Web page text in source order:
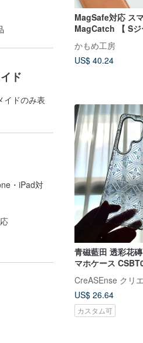
ド
イドのみ表
・iPad対
MagSafe対応 ス
MagCatch 【 S
スマートウォレ
かもめ工房
US$ 40.24
青磁藍田 透彩花
マホケース
CreASEnse クリ
US$ 26.64
カスタム可